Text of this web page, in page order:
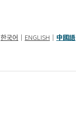
한국어 ｜ ENGLISH ｜ 中國語